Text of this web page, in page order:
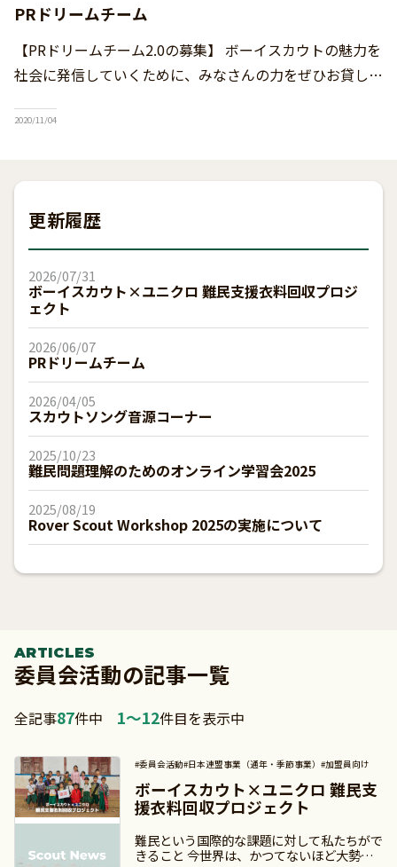
PRドリームチーム
【PRドリームチーム2.0の募集】 ボーイスカウトの魅力を
社会に発信していくために、みなさんの力をぜひお貸しく
ンで活躍いただける方、映像制作・
2020/11/04
更新履歴
2026/07/31
ボーイスカウト×ユニクロ 難民支援衣料回収プロジ
ェクト
2026/06/07
PRドリームチーム
2026/04/05
スカウトソング音源コーナー
2025/10/23
難民問題理解のためのオンライン学習会2025
2025/08/19
Rover Scout Workshop 2025の実施について
ARTICLES
委員会活動の記事一覧
全記事87件中 1〜12件目を表示中
#委員会活動#日本連盟事業（通年・季節事業） #加盟員向け
ボーイスカウト×ユニクロ 難民支
援衣料回収プロジェクト
難民という国際的な課題に対して私たちがで
きること 今世界は、かつてないほど大勢の